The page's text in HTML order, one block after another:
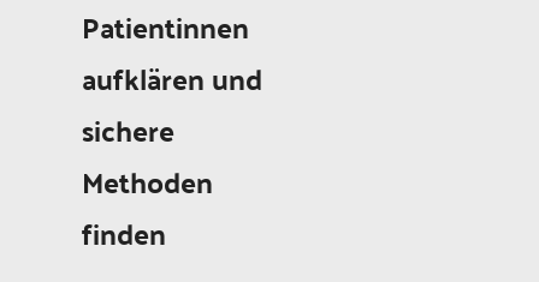
Patientinnen
aufklären und
sichere
Methoden
finden